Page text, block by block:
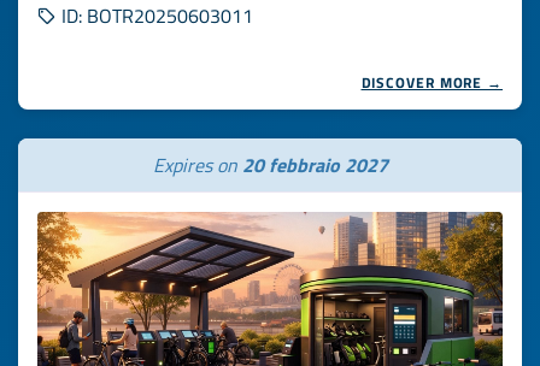
ID: BOTR20250603011
DISCOVER MORE →
Expires on 20 febbraio 2027